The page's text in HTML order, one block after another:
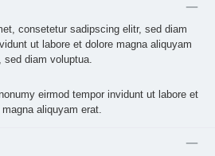
consetetur sadipscing elitr, sed diam
ut labore et dolore magna aliquyam
sed diam voluptua.
eirmod tempor invidunt ut labore et
magna aliquyam erat.